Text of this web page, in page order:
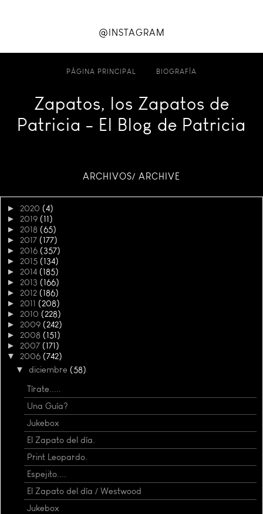
@INSTAGRAM
PÁGINA PRINCIPAL BIOGRAFÍA
Zapatos, los Zapatos de
Patricia - El Blog de Patricia
ARCHIVOS/ ARCHIVE
► 2020 (4)
► 2019 (11)
► 2018 (65)
► 2017 (177)
► 2016 (357)
► 2015 (134)
► 2014 (185)
► 2013 (166)
► 2012 (186)
► 2011 (208)
► 2010 (228)
► 2009 (242)
► 2008 (151)
► 2007 (171)
▼ 2006 (742)
▼ diciembre (58)
Tírate.....
Una Guía?
Jukebox
El Zapato del día.
Print Leopardo.
Espejito....
El Zapato del día / Westwood
Jukebox